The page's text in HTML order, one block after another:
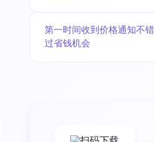
第一时间收到价格通知不错
过省钱机会